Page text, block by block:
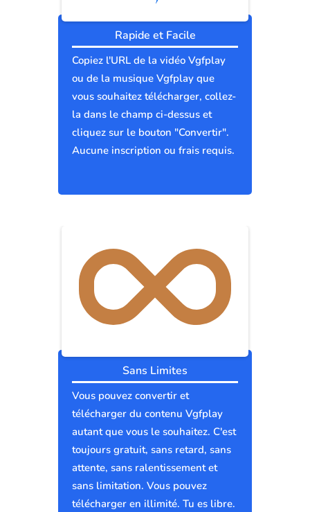
Rapide et Facile
Copiez l'URL de la vidéo Vgfplay
ou de la musique Vgfplay que
vous souhaitez télécharger, collez-
la dans le champ ci-dessus et
cliquez sur le bouton "Convertir".
Aucune inscription ou frais requis.
Sans Limites
Vous pouvez convertir et
télécharger du contenu Vgfplay
autant que vous le souhaitez. C'est
toujours gratuit, sans retard, sans
attente, sans ralentissement et
sans limitation. Vous pouvez
télécharger en illimité. Tu es libre.